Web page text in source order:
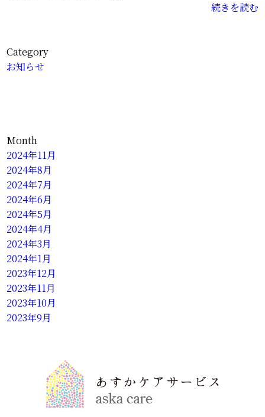
続きを読む
Category
お知らせ
Month
2024年11月
2024年8月
2024年7月
2024年6月
2024年5月
2024年4月
2024年3月
2024年1月
2023年12月
2023年11月
2023年10月
2023年9月